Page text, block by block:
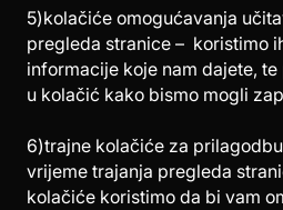
5)kolačiće omogućavanja
pregleda stranice – koristimo
informacije koje nam dajete,
u kolačić kako bismo mogli
6)trajne kolačiće za
vrijeme trajanja pregleda
kolačiće koristimo da bi vam